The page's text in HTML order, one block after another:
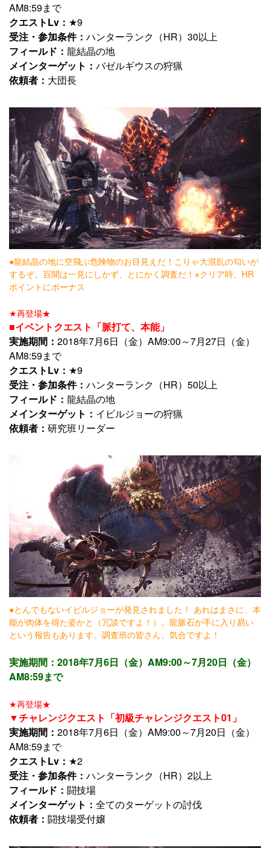
AM8:59まで
クエストLv： ★9
受注・参加条件： ハンターランク（HR）30以上
フィールド： 龍結晶の地
メインターゲット： バゼルギウスの狩猟
依頼者： 大団長
●龍結晶の地に空飛ぶ危険物のお目見えだ！こりゃ大混乱の匂いが
するぞ。百聞は一見にしかず、とにかく調査だ！※クリア時、HR
ポイントにボーナス
★再登場★
■イベントクエスト「脈打て、本能」
実施期間： 2018年7月6日（金）AM9:00～7月27日（金）
AM8:59まで
クエストLv： ★9
受注・参加条件： ハンターランク（HR）50以上
フィールド： 龍結晶の地
メインターゲット： イビルジョーの狩猟
依頼者： 研究班リーダー
●とんでもないイビルジョーが発見されました！ あれはまさに、本
能が肉体を得た姿かと（冗談ですよ！）。龍脈石が手に入り易い
という報告もあります。調査班の皆さん、気合ですよ！
実施期間：2018年7月6日（金）AM9:00～7月20日（金）
AM8:59まで
★再登場★
▼チャレンジクエスト「初級チャレンジクエスト01」
実施期間： 2018年7月6日（金）AM9:00～7月20日（金）
AM8:59まで
クエストLv： ★2
受注・参加条件： ハンターランク（HR）2以上
フィールド： 闘技場
メインターゲット： 全てのターゲットの討伐
依頼者： 闘技場受付嬢